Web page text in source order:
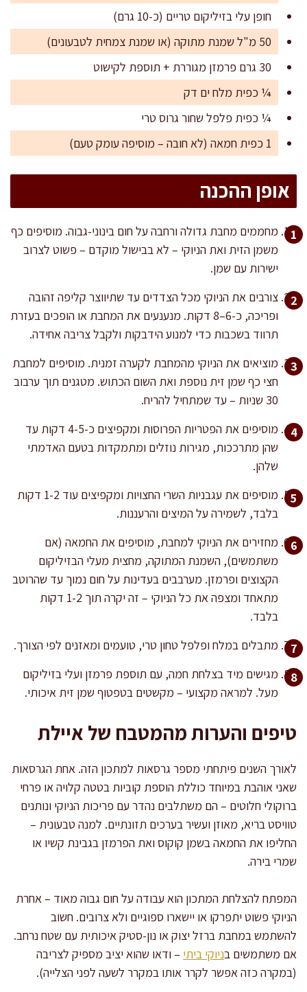
חופן עלי בזיליקום טריים (כ-10 גרם)
50 מ"ל שמנת מתוקה (או שמנת צמחית לטבעונים)
30 גרם פרמזן מגוררת + תוספת לקישוט
¼ כפית מלח ים דק
¼ כפית פלפל שחור גרוס טרי
1 כפית חמאה (לא חובה – מוסיפה עומק טעם)
אופן ההכנה
מחממים מחבת גדולה ורחבה על חום בינוני-גבוה. מוסיפים כף
משמן הזית ואת הניוקי – לא בבישול מוקדם – פשוט לצרוב
ישירות עם שמן.
צורבים את הניוקי מכל הצדדים עד שתיווצר קליפה זהובה
ופריכה, כ-6–8 דקות. מנענעים את המחבת או הופכים בעזרת
תרווד בשכבות כדי למנוע הידבקות ולקבל צריבה אחידה.
מוציאים את הניוקי מהמחבת לקערה זמנית. מוסיפים למחבת
חצי כף שמן זית נוספת ואת השום הכתוש. מטגנים תוך ערבוב
30 שניות – עד שמתחיל להריח.
מוסיפים את הפטריות הפרוסות ומקפיצים כ-4-5 דקות עד
שהן מתרככות, מגירות נוזלים ומתמקדות בטעם האדמתי
שלהן.
מוסיפים את עגבניות השרי החצויות ומקפיצים עוד 1-2 דקות
בלבד, לשמירה על המיצים והרעננות.
מחזירים את הניוקי למחבת, מוסיפים את החמאה (אם
משתמשים), השמנת המתוקה, מחצית מעלי הבזיליקום
הקצוצים ופרמזן. מערבבים בעדינות על חום נמוך עד שהרוטב
מתאחד ומצפה את כל הניוקי – זה יקרה תוך 1-2 דקות
בלבד.
מתבלים במלח ופלפל טחון טרי, טועמים ומאזנים לפי הצורך.
מגישים מיד בצלחת חמה, עם תוספת פרמזן ועלי בזיליקום
מעל. למראה מקצועי – מקשטים בטפטוף שמן זית איכותי.
טיפים והערות מהמטבח של איילת
לאורך השנים פיתחתי מספר גרסאות למתכון הזה. אחת הגרסאות
שאני אוהבת במיוחד כוללת הוספת קוביות בטטה קלויה או פרחי
ברוקולי חלוטים – הם משתלבים נהדר עם פריכות הניוקי ונותנים
טוויסט בריא, מאוזן ועשיר בערכים תזונתיים. למנה טבעונית –
החליפו את החמאה בשמן קוקוס ואת הפרמזן בגבינת קשיו או
שמרי בירה.
המפתח להצלחת המתכון הוא עבודה על חום גבוה מאוד – אחרת
הניוקי פשוט יתפרקו או יישארו ספוגיים ולא צרובים. חשוב
להשתמש במחבת ברזל יצוק או נון-סטיק איכותית עם שטח נרחב.
אם משתמשים בניוקי ביתי – ודאו שהוא יציב מספיק לצריבה
(במקרה כזה אפשר לקרר אותו במקרר לשעה לפני הצלייה).